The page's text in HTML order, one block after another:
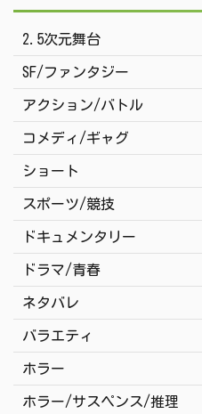
2.5次元舞台
SF/ファンタジー
アクション/バトル
コメディ/ギャグ
ショート
スポーツ/競技
ドキュメンタリー
ドラマ/青春
ネタバレ
バラエティ
ホラー
ホラー/サスペンス/推理